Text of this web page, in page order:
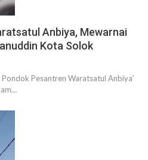
Anbiya, Mewarnai
Kota Solok
Pesantren Waratsatul Anbiya’